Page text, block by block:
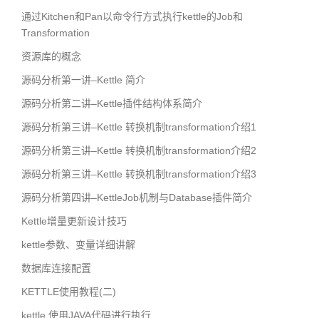
通过Kitchen和Pan以命令行方式执行kettle的Job和
Transformation
资源库的概念
源码分析第一讲–Kettle 简介
源码分析第二讲–Kettle插件结构体系简介
源码分析第三讲–Kettle 转换机制transformation介绍1
源码分析第三讲–Kettle 转换机制transformation介绍2
源码分析第三讲–Kettle 转换机制transformation介绍3
源码分析第四讲–KettleJob机制与Database插件简介
Kettle增量更新设计技巧
kettle参数、变量详细讲解
数据库连接配置
KETTLE使用教程(二)
kettle 使用JAVA代码进行执行